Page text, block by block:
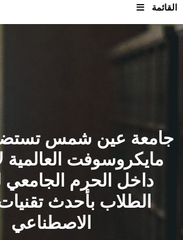
القائمة
جامعة عين شمس
مايكروسوفت العالمية
داخل الحرم الجامعي
الطلاب بأحدث
الاصطناعي